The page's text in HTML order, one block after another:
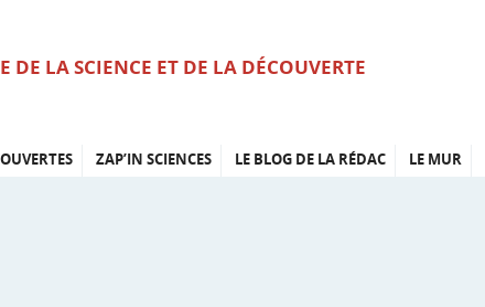
DE LA SCIENCE ET DE LA DÉCOUVERTE
ZAP’IN SCIENCES LE BLOG DE LA RÉDAC LE MUR